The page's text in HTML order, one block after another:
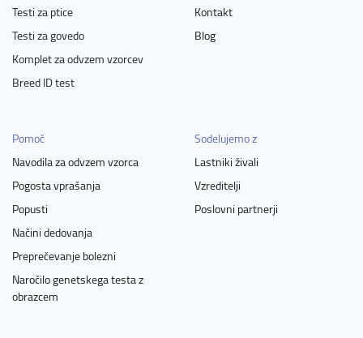
Testi za ptice
Testi za govedo
Komplet za odvzem vzorcev
Breed ID test
Kontakt
Blog
Pomoč
Navodila za odvzem vzorca
Pogosta vprašanja
Popusti
Načini dedovanja
Preprečevanje bolezni
Naročilo genetskega testa z
obrazcem
Sodelujemo z
Lastniki živali
Vzreditelji
Poslovni partnerji